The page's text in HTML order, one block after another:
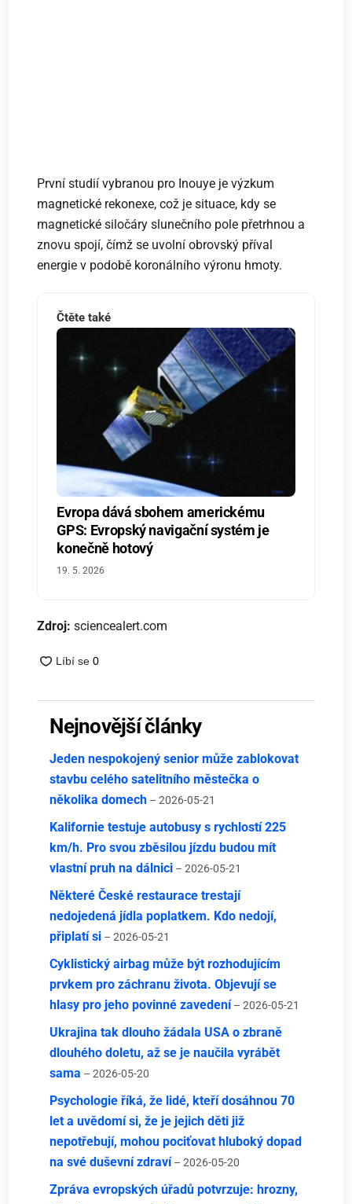
První studií vybranou pro Inouye je výzkum
magnetické rekonexe, což je situace, kdy se
magnetické siločáry slunečního pole přetrhnou a
znovu spojí, čímž se uvolní obrovský příval
energie v podobě koronálního výronu hmoty.
Čtěte také
Evropa dává sbohem americkému
GPS: Evropský navigační systém je
konečně hotový
19. 5. 2026
Zdroj:sciencealert.com
Nejnovější články
Jeden nespokojený senior může zablokovat
stavbu celého satelitního městečka o
několika domech – 2026-05-21
Kalifornie testuje autobusy s rychlostí 225
km/h. Pro svou zběsilou jízdu budou mít
vlastní pruh na dálnici – 2026-05-21
Některé České restaurace trestají
nedojedená jídla poplatkem. Kdo nedojí,
připlatí si – 2026-05-21
Cyklistický airbag může být rozhodujícím
prvkem pro záchranu života. Objevují se
hlasy pro jeho povinné zavedení – 2026-05-21
Ukrajina tak dlouho žádala USA o zbraně
dlouhého doletu, až se je naučila vyrábět
sama – 2026-05-20
Psychologie říká, že lidé, kteří dosáhnou 70
let a uvědomí si, že je jejich děti již
nepotřebují, mohou pociťovat hluboký dopad
na své duševní zdraví – 2026-05-20
Zpráva evropských úřadů potvrzuje: hrozny,